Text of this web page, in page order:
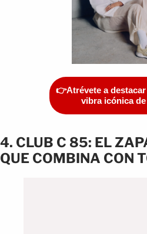
👉Atrévete a
vibra icónica
4. CLUB C 85: EL
QUE COMBINA CON